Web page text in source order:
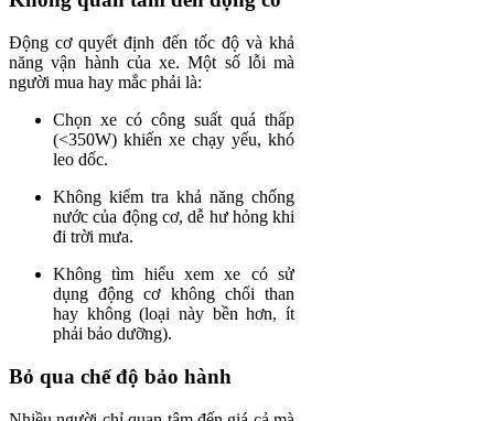
Động cơ quyết định đến tốc độ và khả
năng vận hành của xe. Một số lỗi mà
người mua hay mắc phải là:
Chọn xe có công suất quá thấp
(<350W) khiến xe chạy yếu, khó
leo dốc.
Không kiểm tra khả năng chống
nước của động cơ, dễ hư hỏng khi
đi trời mưa.
Không tìm hiểu xem xe có sử
dụng động cơ không chổi than
hay không (loại này bền hơn, ít
phải bảo dưỡng).
Bỏ qua chế độ bảo hành